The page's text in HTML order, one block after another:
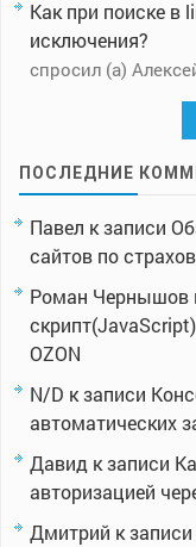
Как при поиске в
исключения?
спросил (а)
ПОСЛЕДНИЕ
Павел к записи
сайтов по
Роман Чернышов
OZON
N/D к записи
автоматических
Давид к записи
авторизацией
Дмитрий к записи